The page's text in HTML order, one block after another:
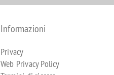
Informazioni
Privacy
Web Privacy Policy